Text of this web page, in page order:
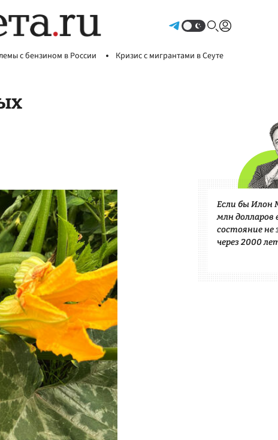
с бензином в России Кризис с мигрантами в Сеуте
Если бы Илон
млн долларов
состояние не
через 2000